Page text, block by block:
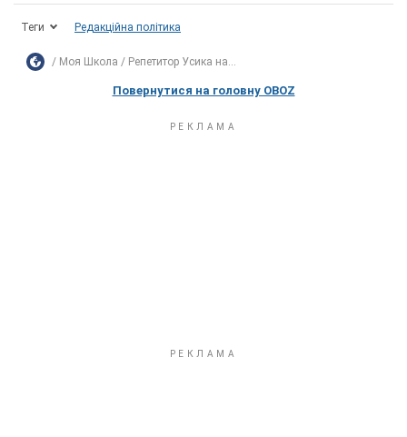
Теги Редакційна політика
Моя Школа Репетитор Усика на...
Повернутися на головну OBOZ